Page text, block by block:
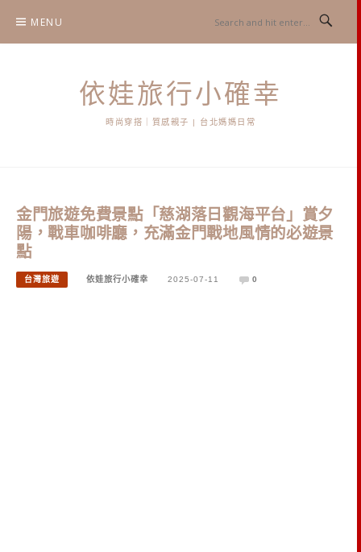
content
MENU
依娃旅行小確幸
時尚穿搭｜質感親子 | 台北媽媽日常
金門旅遊免費景點「慈湖落日觀海平台」賞夕
陽，戰車咖啡廳，充滿金門戰地風情的必遊景
點
台灣旅遊 依娃旅行小確幸 2025-07-11 0